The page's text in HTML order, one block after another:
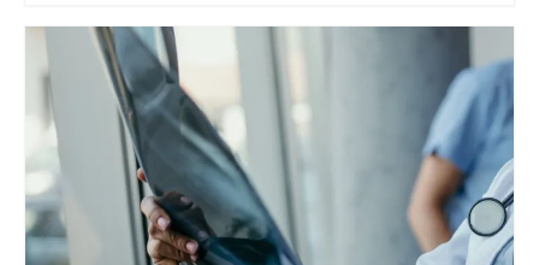
znacznie bardziej skomplikowana, ponieważ każdy wyrób
piekarski ma swoje unikalne wymagania, które determinują
optymalne warunki pieczenia.